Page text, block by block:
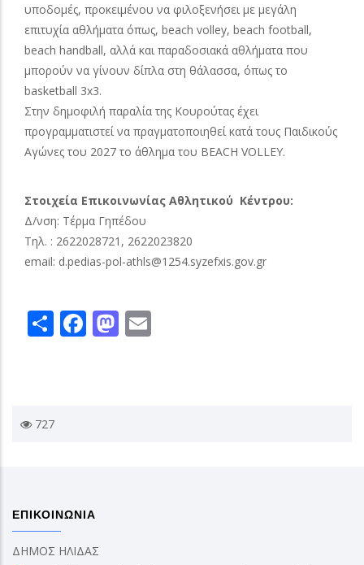
υποδομές, προκειμένου να φιλοξενήσει με μεγάλη
επιτυχία αθλήματα όπως, beach volley, beach football,
beach handball, αλλά και παραδοσιακά αθλήματα που
μπορούν να γίνουν δίπλα στη θάλασσα, όπως το
basketball 3x3.
Στην δημοφιλή παραλία της Κουρούτας έχει
προγραμματιστεί να πραγματοποιηθεί κατά τους Παιδικούς
Αγώνες του 2027 το άθλημα του BEACH VOLLEY.
Στοιχεία Επικοινωνίας Αθλητικού Κέντρου:
Δ/νση: Τέρμα Γηπέδου
Τηλ. : 2622028721, 2622023820
email: d.pedias-pol-athls@1254.syzefxis.gov.gr
ShareFacebook
Mastodon
727
ΕΠΙΚΟΙΝΩΝΙΑ
ΔΗΜΟΣ ΗΛΙΔΑΣ